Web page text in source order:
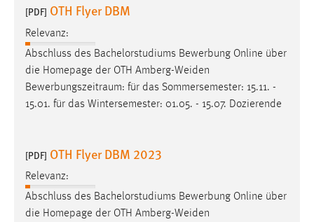
[PDF] OTH Flyer DBM
Relevanz:
Abschluss des Bachelorstudiums Bewerbung Online über
die Homepage der OTH Amberg-Weiden
Bewerbungszeitraum: für das Sommersemester: 15.11. -
15.01. für das Wintersemester: 01.05. - 15.07. Dozierende
[PDF] OTH Flyer DBM 2023
Relevanz:
Abschluss des Bachelorstudiums Bewerbung Online über
die Homepage der OTH Amberg-Weiden